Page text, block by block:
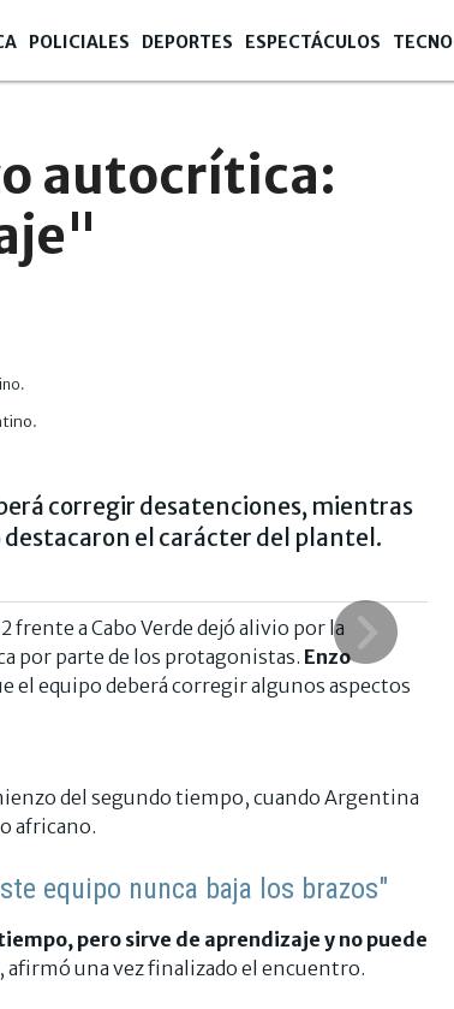
POLICIALES DEPORTES ESPECTÁCULOS TECNO
autocrítica:
corregir desatenciones, mientras
el carácter del plantel.
frente a Cabo Verde dejó alivio por la
por parte de los protagonistas. Enzo
el equipo deberá corregir algunos aspectos
del segundo tiempo, cuando Argentina
africano.
equipo nunca baja los brazos"
pero sirve de aprendizaje y no puede
, afirmó una vez finalizado el encuentro.